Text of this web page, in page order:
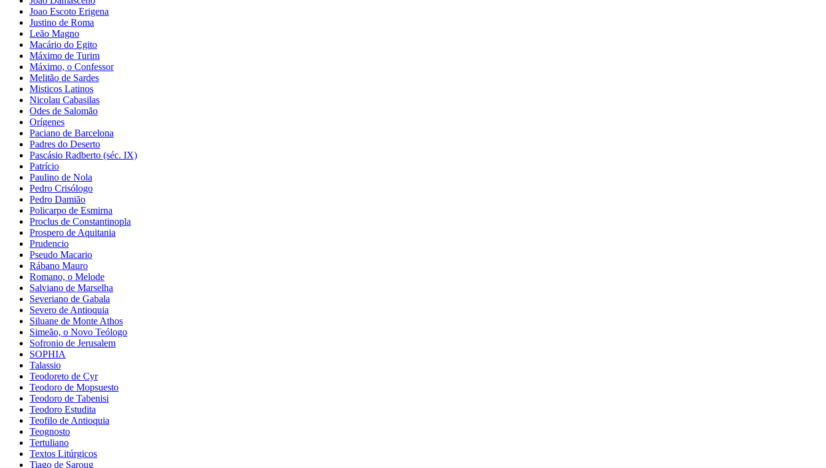
Joao Escoto Erigena
Justino de Roma
Leão Magno
Macário do Egito
Máximo de Turim
Máximo, o Confessor
Melitão de Sardes
Misticos Latinos
Nicolau Cabasilas
Odes de Salomão
Orígenes
Paciano de Barcelona
Padres do Deserto
Pascásio Radberto (séc. IX)
Patrício
Paulino de Nola
Pedro Crisólogo
Pedro Damião
Policarpo de Esmirna
Proclus de Constantinopla
Prospero de Aquitania
Prudencio
Pseudo Macario
Rábano Mauro
Romano, o Melode
Salviano de Marselha
Severiano de Gabala
Severo de Antioquia
Siluane de Monte Athos
Simeão, o Novo Teólogo
Sofronio de Jerusalem
SOPHIA
Talassio
Teodoreto de Cyr
Teodoro de Mopsuesto
Teodoro de Tabenisi
Teodoro Estudita
Teofilo de Antioquia
Teognosto
Tertuliano
Textos Litúrgicos
Tiago de Saroug